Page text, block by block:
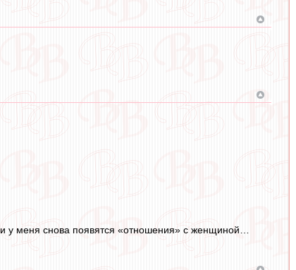
у меня снова появятся «отношения» с женщиной…